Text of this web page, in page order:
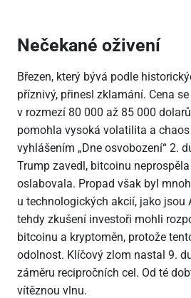
Nečekané oživení
Březen, který bývá podle
příznivý, přinesl zklamání. Cena
v rozmezí 80 000 až 85 000
pomohla vysoká volatilita a
vyhlášením „Dne osvobození“ 2.
Trump zavedl, bitcoinu
oslabovala. Propad však byl
u technologických akcií, jako jsou
tehdy zkušení investoři mohli
bitcoinu a kryptoměn, protože
odolnost. Klíčový zlom nastal 9.
záměru recipročních cel. Od té
vítěznou vlnu.